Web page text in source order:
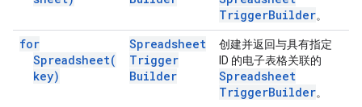
TriggerBuilder。
for
Spreadsheet(
key)
Spreadsheet
Trigger
Builder
创建并返回与具有指定
ID 的电子表格关联的
Spreadsheet
TriggerBuilder。